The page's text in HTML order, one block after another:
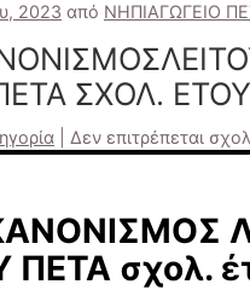
2023 από ΝΗΠΙΑΓΩΓΕΙΟ
ΣΧΟΛ.
Δεν επιτρέπεται
ΠΕΤΑ σχολ.